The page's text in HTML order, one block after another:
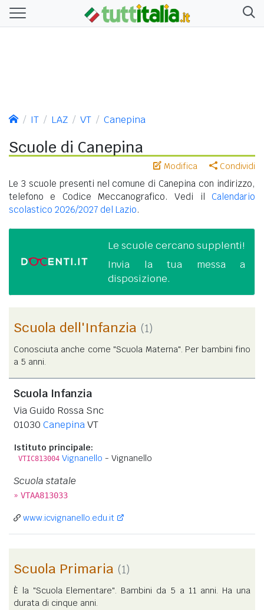
IT LAZ VT Canepina
Scuole di Canepina
Modifica Condividi
Le 3 scuole presenti nel comune di Canepina con indirizzo,
telefono e Codice Meccanografico. Vedi il Calendario
scolastico 2026/2027 del Lazio.
Le scuole cercano supplenti!
Invia la tua messa a
disposizione.
Scuola dell'Infanzia (1)
Conosciuta anche come "Scuola Materna". Per bambini fino
a 5 anni.
Scuola Infanzia
Via Guido Rossa Snc
01030 CanepinaVT
Istituto principale:
VTIC813004 Vignanello - Vignanello
Scuola statale
» VTAA813033
www.icvignanello.edu.it
Scuola Primaria (1)
È la "Scuola Elementare". Bambini da 5 a 11 anni. Ha una
durata di cinque anni.